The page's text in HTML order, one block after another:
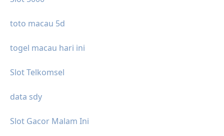
toto macau 5d
togel macau hari ini
Slot Telkomsel
data sdy
Slot Gacor Malam Ini